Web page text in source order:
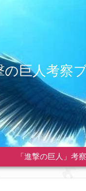
の巨人考察
「進撃の巨人」考察